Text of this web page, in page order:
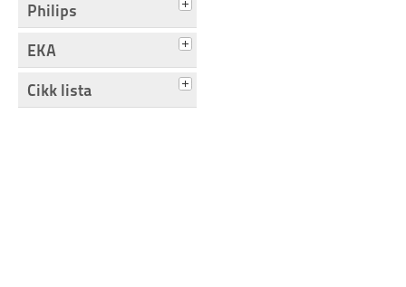
Philips
EKA
Cikk lista